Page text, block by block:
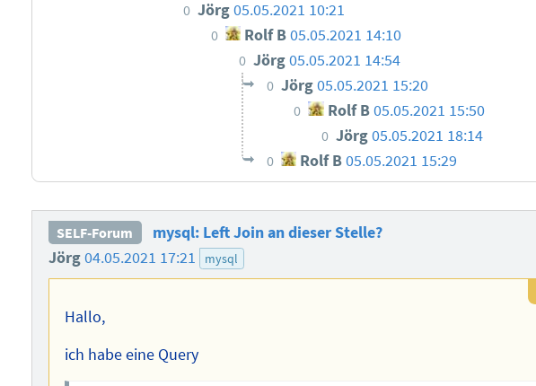
0 Jörg05.05.2021 10:21
0 Rolf B 05.05.2021 14:10
0 Jörg05.05.2021 14:54
0 Jörg05.05.2021 15:20
0 Rolf B05.05.2021 15:50
0 Jörg05.05.2021 18:14
0 Rolf B05.05.2021 15:29
SELF-Forum
mysql: Left Join an dieser Stelle?
Jörg04.05.2021 17:21 mysql
Hallo,
ich habe eine Query